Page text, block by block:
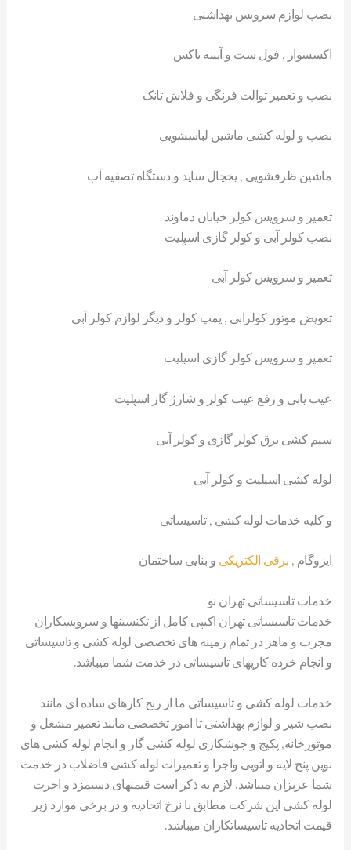
نصب لوازم سرویس بهداشتی
اکسسوار , فول ست و آیینه باکس
نصب و تعمیر توالت فرنگی و فلاش تانک
نصب و لوله کشی ماشین لباسشویی
ماشین ظرفشویی , یخچال ساید و دستگاه تصفیه آب
تعمیر و سرویس کولر خیابان دماوند
نصب کولر آبی و کولر گازی اسپلیت
تعمیر و سرویس کولر آبی
تعویض موتور کولرابی , پمپ کولر و دیگر لوازم کولر آبی
تعمیر و سرویس کولر گازی اسپلیت
عیب یابی و رفع عیب کولر و شارژ گاز اسپلیت
سیم کشی برق کولر گازی و کولر آبی
لوله کشی اسپلیت و کولر آبی
و کلیه خدمات لوله کشی , تاسیساتی
ایزوگام , برقی الکتریکی و بنایی ساختمان
خدمات تاسیساتی تهران نو
خدمات تاسیساتی تهران اکیپی کامل از تکنسینها و سرویسکاران
مجرب و ماهر در تمام زمینه های تخصصی لوله کشی و تاسیساتی
و انجام خرده کاریهای تاسیساتی در خدمت شما میباشد.
خدمات لوله کشی و تاسیساتی ما از رنج کارهای ساده ای مانند
نصب شیر و لوازم بهداشتی تا امور تخصصی مانند تعمیر مشعل و
موتورخانه, پکیج و جوشکاری لوله کشی گاز و انجام لوله کشی های
نوین پنج لایه و اتویی واجرا و تعمیرات لوله کشی فاضلاب در خدمت
شما عزیزان میباشد. لازم به ذکر است قیمتهای دستمزد و اجرت
لوله کشی این شرکت مطابق با نرخ اتحادیه و در برخی موارد زیر
قیمت اتحادیه تاسیساتکاران میباشد.